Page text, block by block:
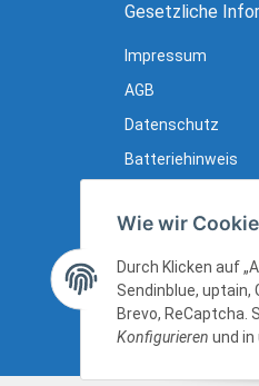
Gesetzliche
Impressum
AGB
Datenschutz
Batteriehinweis
Widerrufsrecht
Widerrufsrecht
Sitemap
Wie wir
Durch Klicken auf
Sendinblue, uptain,
Brevo, ReCaptcha.
Konfigurieren und in